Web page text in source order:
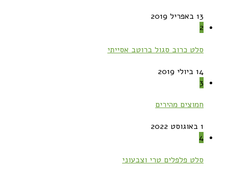
13 באפריל 2019
2
סלט כרוב סגול ברוטב אסייתי
14 ביולי 2019
3
חמוצים מהירים
1 באוגוסט 2022
4
סלט פלפלים טרי וצבעוני